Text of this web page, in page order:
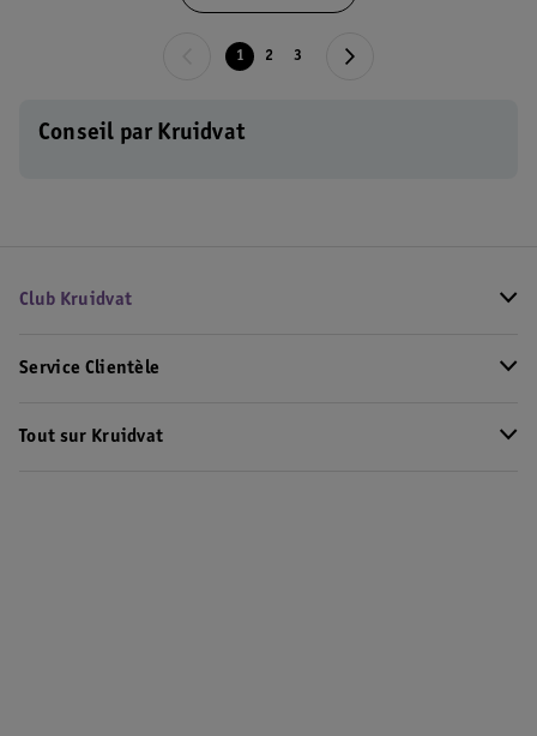
1 2 3
Conseil par Kruidvat
Club Kruidvat
Service Clientèle
Tout sur Kruidvat